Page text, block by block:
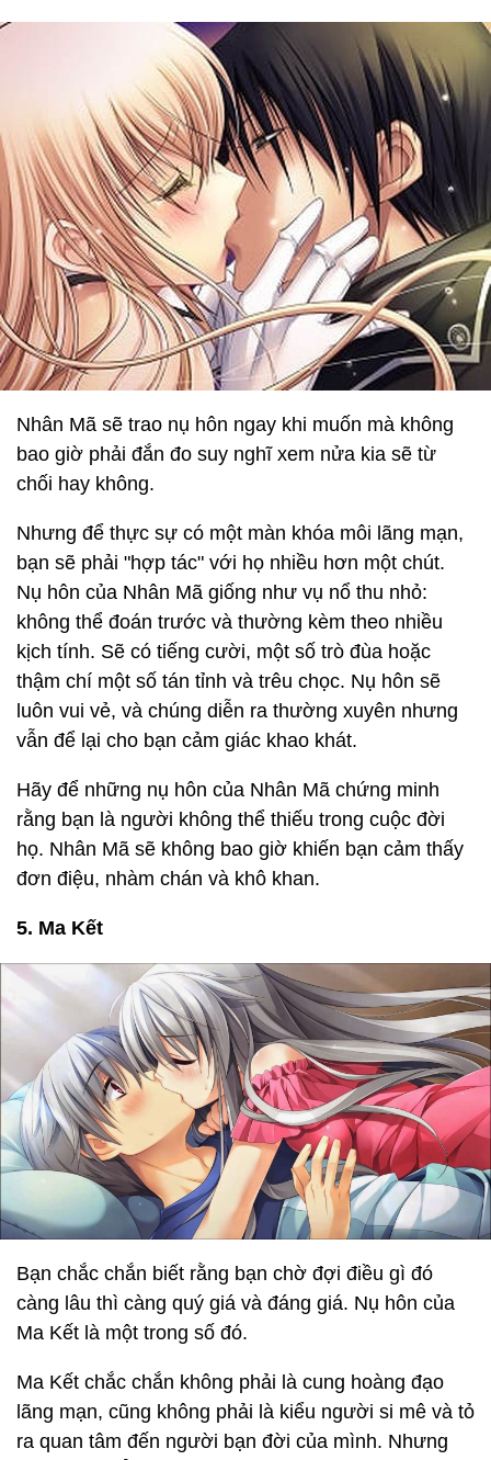
Nhân Mã sẽ trao nụ hôn ngay khi muốn mà không
bao giờ phải đắn đo suy nghĩ xem nửa kia sẽ từ
chối hay không.
Nhưng để thực sự có một màn khóa môi lãng mạn,
bạn sẽ phải "hợp tác" với họ nhiều hơn một chút.
Nụ hôn của Nhân Mã giống như vụ nổ thu nhỏ:
không thể đoán trước và thường kèm theo nhiều
kịch tính. Sẽ có tiếng cười, một số trò đùa hoặc
thậm chí một số tán tỉnh và trêu chọc. Nụ hôn sẽ
luôn vui vẻ, và chúng diễn ra thường xuyên nhưng
vẫn để lại cho bạn cảm giác khao khát.
Hãy để những nụ hôn của Nhân Mã chứng minh
rằng bạn là người không thể thiếu trong cuộc đời
họ. Nhân Mã sẽ không bao giờ khiến bạn cảm thấy
đơn điệu, nhàm chán và khô khan.
5. Ma Kết
Bạn chắc chắn biết rằng bạn chờ đợi điều gì đó
càng lâu thì càng quý giá và đáng giá. Nụ hôn của
Ma Kết là một trong số đó.
Ma Kết chắc chắn không phải là cung hoàng đạo
lãng mạn, cũng không phải là kiểu người si mê và tỏ
ra quan tâm đến người bạn đời của mình. Nhưng